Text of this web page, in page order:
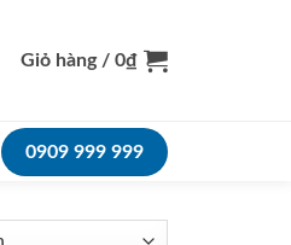
Giỏ hàng / 0₫
0909 999 999